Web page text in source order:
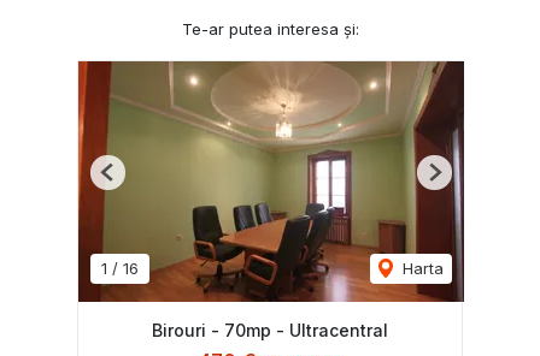
Te-ar putea interesa și:
1 / 16 Harta
Previous Next
Birouri - 70mp - Ultracentral